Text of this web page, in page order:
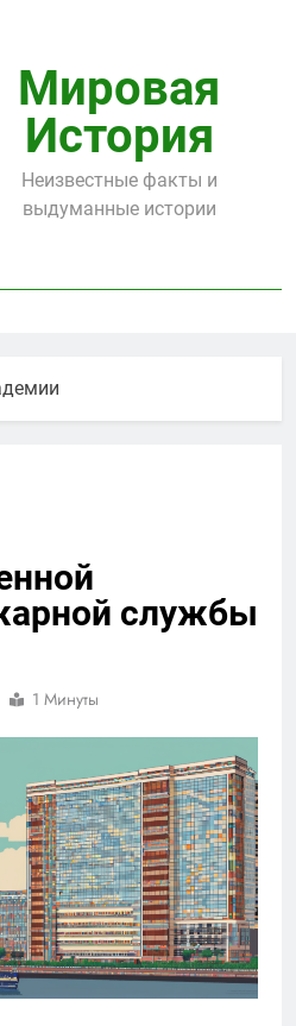
Мировая
История
Неизвестные факты и
выдуманные истории
службы
1 Минуты